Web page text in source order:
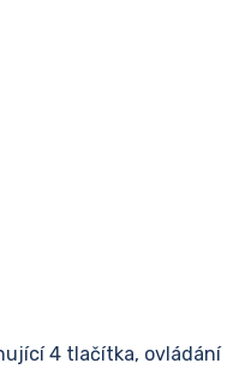
4 tlačítka, ovládání